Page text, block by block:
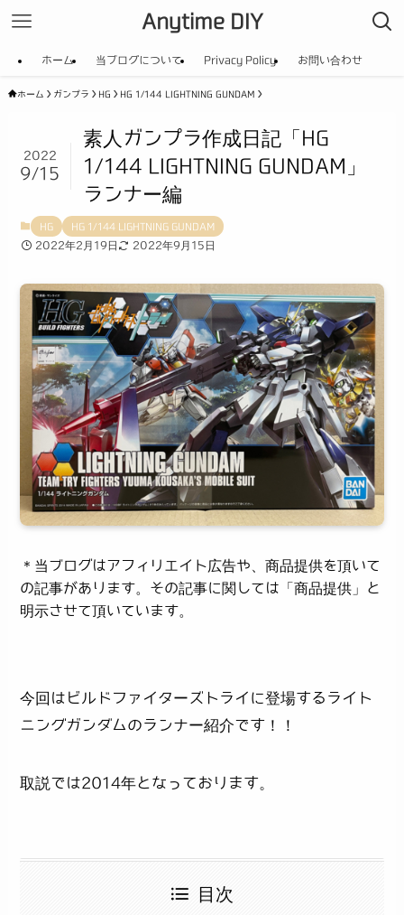
Anytime DIY
ホーム 当ブログについて Privacy Policy お問い合わせ
ホーム ガンプラ HG HG 1/144 LIGHTNING GUNDAM
素人ガンプラ作成日記「HG
1/144 LIGHTNING GUNDAM」
ランナー編
2022
9/15
HG HG 1/144 LIGHTNING GUNDAM
2022年2月19日 2022年9月15日
＊当ブログはアフィリエイト広告や、商品提供を頂いて
の記事があります。その記事に関しては「商品提供」と
明示させて頂いています。
今回はビルドファイターズトライに登場するライト
ニングガンダムのランナー紹介です！！
取説では2014年となっております。
目次